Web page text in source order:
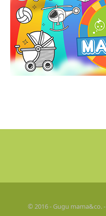
© 2016 - Gugu mama&co. -